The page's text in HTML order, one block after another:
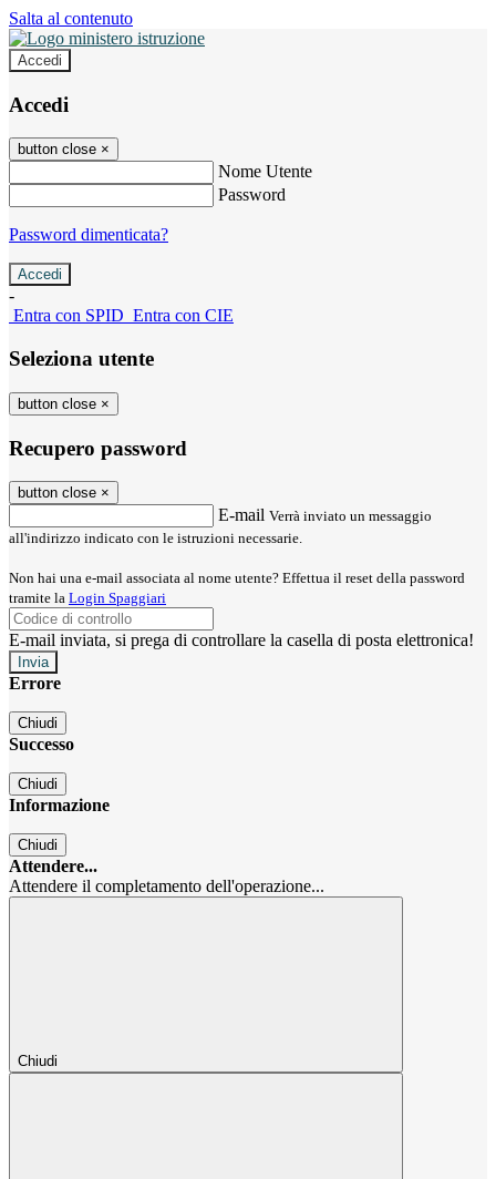
Salta al contenuto
Accedi
Accedi
button close ×
Nome Utente
Password
Password dimenticata?
-
Entra con SPID Entra con CIE
Seleziona utente
button close ×
Recupero password
button close ×
E-mail Verrà inviato un messaggio
all'indirizzo indicato con le istruzioni necessarie.
Non hai una e-mail associata al nome utente? Effettua il reset della password
tramite la Login Spaggiari
E-mail inviata, si prega di controllare la casella di posta elettronica!
Errore
Chiudi
Successo
Chiudi
Informazione
Chiudi
Attendere...
Attendere il completamento dell'operazione...
Chiudi